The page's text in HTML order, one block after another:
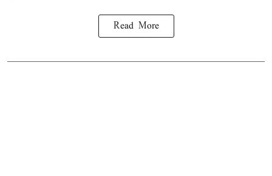
Read More